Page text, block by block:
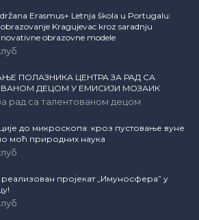
Erasmus+ Letnja škola u Portugalu:
Kragujevac kroz saradnju
obrazovne modele
ПОЛАЗНИКА ЦЕНТРА ЗА РАД СА
ДЕЦОМ У ЕМИСИЈИ МОЗАИК
рад са талентованом децом
до микроскопа: кроз пустовање вуне
моћ природних наука
пројекат „Имуносфера” у